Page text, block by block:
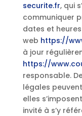
securite.fr, qui
communiquer
dates et heures
web https://
à jour
https://
responsable.
légales
elles
invité à s’y